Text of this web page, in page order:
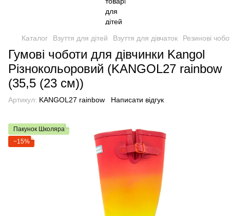
Каталог Взуття для дітей Взуття для дівчаток Резинові
Гумові чоботи для дівчинки Kangol
Різнокольоровий (KANGOL27 rainbow
(35,5 (23 см))
Артикул: KANGOL27 rainbow Написати відгук
Пакунок Школяра
−15%